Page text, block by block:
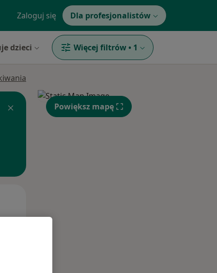
Zaloguj się Dla profesjonalistów
dzieci Więcej filtrów • 1
Powiększ mapę